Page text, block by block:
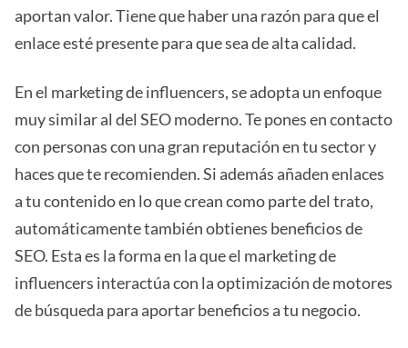
aportan valor. Tiene que haber una razón para que el
enlace esté presente para que sea de alta calidad.
En el marketing de influencers, se adopta un enfoque
muy similar al del SEO moderno. Te pones en contacto
con personas con una gran reputación en tu sector y
haces que te recomienden. Si además añaden enlaces
a tu contenido en lo que crean como parte del trato,
automáticamente también obtienes beneficios de
SEO. Esta es la forma en la que el marketing de
influencers interactúa con la optimización de motores
de búsqueda para aportar beneficios a tu negocio.